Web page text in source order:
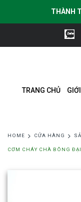
THÀNH
TRANG CHỦ
HOME CỬA HÀNG
CƠM CHÁY CHÀ BÔNG